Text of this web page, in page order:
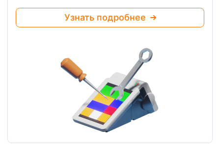
Узнать подробнее